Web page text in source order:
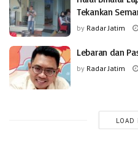
Tekankan
by Radar Jatim
Lebaran dan
by Radar Jatim
LOAD